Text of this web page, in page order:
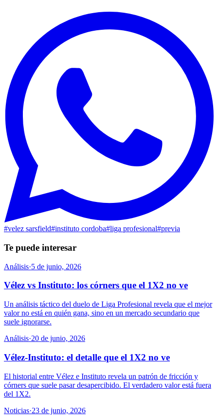
#velez sarsfield#instituto cordoba#liga profesional#previa
Te puede interesar
Análisis·5 de junio, 2026
Vélez vs Instituto: los córners que el 1X2 no ve
Un análisis táctico del duelo de Liga Profesional revela que el mejor
valor no está en quién gana, sino en un mercado secundario que
suele ignorarse.
Análisis·20 de junio, 2026
Vélez-Instituto: el detalle que el 1X2 no ve
El historial entre Vélez e Instituto revela un patrón de fricción y
córners que suele pasar desapercibido. El verdadero valor está fuera
del 1X2.
Noticias·23 de junio, 2026